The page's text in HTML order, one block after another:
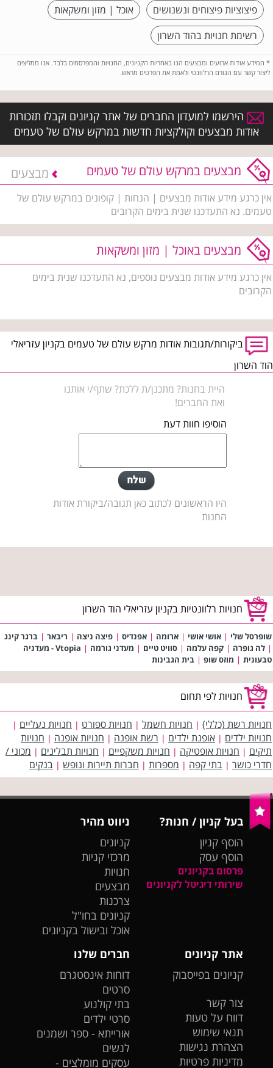
פיצוציות פיצוחים ונשנושים
אוכל | מזון ומשקאות
רשימת חנויות בהוד השרון
* המידע אודות ארועים ומבצעים הנו באחריות הקניונים, החנויות והמפרסמים בלבד. אנו ממליצים
ליצור קשר עם הגורם הרלוונטי ולאמת את הפרטים מראש.
הירשמו למועדון החברים של אתר קניונים וקבלו תזכורות
אודות מבצעים וקולקציות חדשות במרקש עולם של טעמים
מבצעים במרקש עולם של טעמים מבצעים
אין כרגע מידע אודות מבצעים | הנחות | קופונים במרקש עולם של
טעמים. נא התעדכנו שנית בימים הקרובים
מבצעים באוכל | מזון ומשקאות
אין כרגע מידע אודות מבצעים נוספים, נא התעדכנו שנית בימים
הקרובים
ביקורות/תגובות אודות מרקש עולם של טעמים בקניון עזריאלי
הוד השרון
היית בחנות? מתכנן/ת ללכת? שתף/י אותנו
ואת החברים!
הוסיפו חוות דעת
היו הראשונים לכתוב כאן תגובה/ביקורת אודות
החנות
חנויות רלוונטיות בקניון עזריאלי הוד השרון
שופרסל שלי | אושי אושי | ארומה | אפנדיס | פיצה ניצה | ריבאר | ברגר קינג
| לה גופרה | קפה עלמה | סוויט טיים | מעדני גורמה |
Vtopia - מעדניה
טבעונית | מוזס שופ | בית הגבינות
חנויות לפי תחום
חנויות רשת (כללי) | חנויות חשמל | חנויות ספורט | חנויות נעליים |
חנויות ילדים | אופנת ילדים | רשת אופנה | חנויות אופנה | חנויות
תיקים | חנויות אופטיקה | חנויות משקפיים | חנויות תבלינים | מכוני /
חדרי כושר | בתי קפה | מספרות | חברות תיירות ונופש | בנקים
בעל קניון / חנות?
הוסף קניון
הוסף עסק
פרסום בקניונים
שירותי דיגיטל לקניונים
ניווט מהיר
קניונים
מרכזי קניות
חנויות
מבצעים
צרכנות
קניונים בחו"ל
אוכל ובישול בקניונים
אתר קניונים
קניונים בפייסבוק
צור קשר
דווח על טעות
תנאי שימוש
הצהרת נגישות
מדיניות פרטיות
חברים שלנו
דוחות אינסטגרם
סרטים
בתי קולנוע
סרטי ילדים
אורייתא - ספר ושמנים
לנשים
עסקים מומלצים -